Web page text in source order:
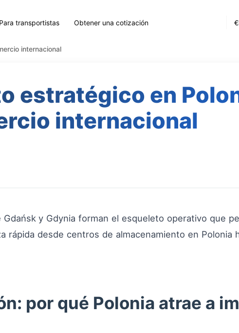
€
Para transportistas Obtener una cotización
internacional
estratégico en
internacional
y Gdynia forman el esqueleto operativo que
rápida desde centros de almacenamiento en Polonia
por qué Polonia atrae a